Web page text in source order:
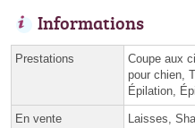
Informations
Prestations
Coupe aux
pour chien,
Épilation,
En vente Laisses,